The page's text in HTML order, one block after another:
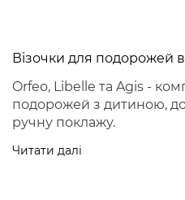
Візочки для подорожей
Orfeo, Libelle та Agis -
подорожей з дитиною,
ручну поклажу.
Читати далі